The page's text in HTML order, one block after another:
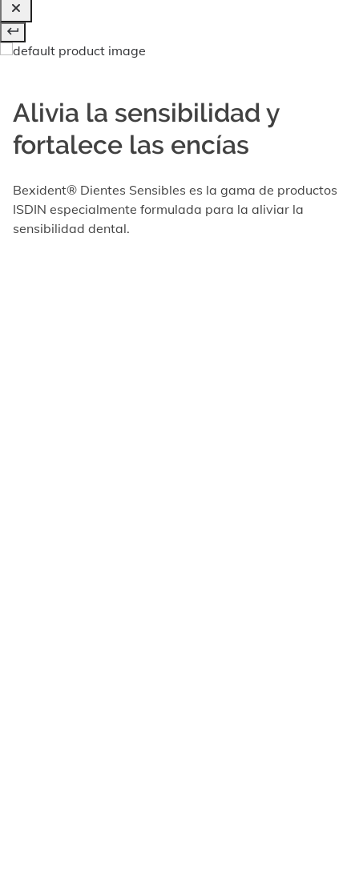
Alivia la sensibilidad y
fortalece las encías
Bexident® Dientes Sensibles es la gama de productos
ISDIN especialmente formulada para la aliviar la
sensibilidad dental.